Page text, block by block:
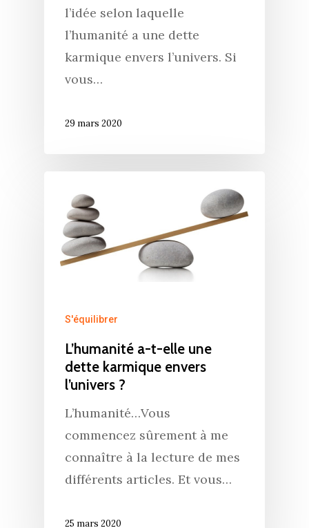
l’idée selon laquelle
l’humanité a une dette
karmique envers l’univers. Si
vous…
29 mars 2020
S'équilibrer
L’humanité a-t-elle une
dette karmique envers
l’univers ?
L’humanité…Vous
commencez sûrement à me
connaître à la lecture de mes
différents articles. Et vous…
25 mars 2020
Blog
Se découvrir
Podcast